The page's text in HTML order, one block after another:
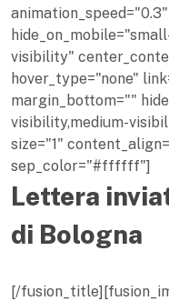
visibility"
hover_type="none"
margin_bottom=""
visibility,medium-
size="1"
sep_color="#ffffff"]
Lettera
di Bologna
[/